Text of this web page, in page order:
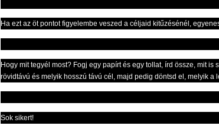
Ha ezt az öt pontot figyelembe veszed a céljaid kitűzésénél,
Hogy mit tegyél most? Fogj egy papírt és egy tollat, írd össze, mit
rövidtávú és melyik hosszú távú cél, majd pedig döntsd el, melyik
Sok sikert!